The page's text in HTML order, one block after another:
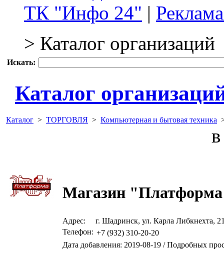
ТК "Инфо 24" |
> Каталог организаций
Искать:
Каталог
Каталог > ТОРГОВЛЯ > Компьютерная и бытовая техника
Магазин
Адрес:
г. Шадринск, ул. Карла Либкнехта,
Телефон: +7 (932) 310-20-20
Дата добавления: 2019-08-19 / Подробных